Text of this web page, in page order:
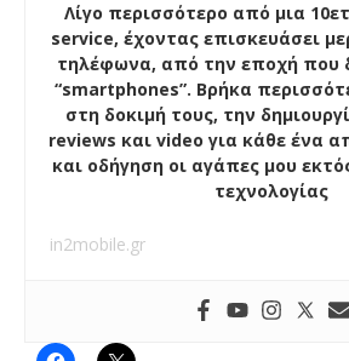
Λίγο περισσότερο από μια
service, έχοντας επισκευάσει
τηλέφωνα, από την εποχή που
“smartphones”. Βρήκα
στη δοκιμή τους, την
reviews και video για κάθε ένα
και οδήγηση οι αγάπες μου
τεχνολογίας
in2mobile.gr